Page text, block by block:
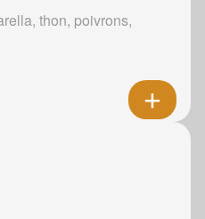
thon, poivrons,